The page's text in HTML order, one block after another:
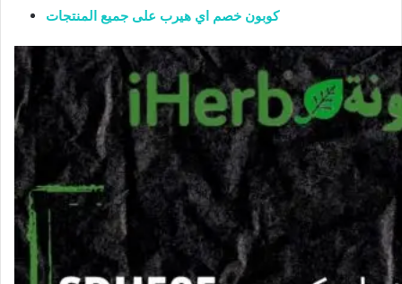
كوبون خصم اي هيرب على جميع المنتجات